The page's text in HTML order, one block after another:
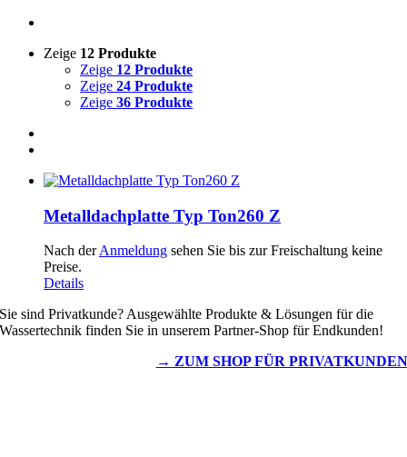
Zeige 12 Produkte
Zeige 12 Produkte
Zeige 24 Produkte
Zeige 36 Produkte
Metalldachplatte Typ Ton260 Z
Nach derAnmeldung sehen Sie bis zur Freischaltung keine
Preise.
Details
Sie sind Privatkunde? Ausgewählte Produkte & Lösungen für die
Wassertechnik finden Sie in unserem Partner-Shop für Endkunden!
→ ZUM SHOP FÜR PRIVATKUNDEN